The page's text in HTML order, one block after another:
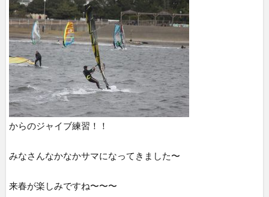
からのジャイブ練習！！
みなさんなかなかサマになってきました〜
来春が楽しみですね〜〜〜